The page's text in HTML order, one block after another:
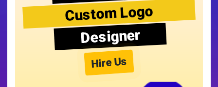
Custom Logo
Designer
Hire Us